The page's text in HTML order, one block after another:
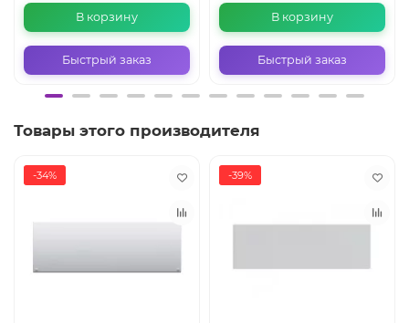
В корзину
Быстрый заказ
В корзину
Быстрый заказ
Товары этого производителя
-34% -39%